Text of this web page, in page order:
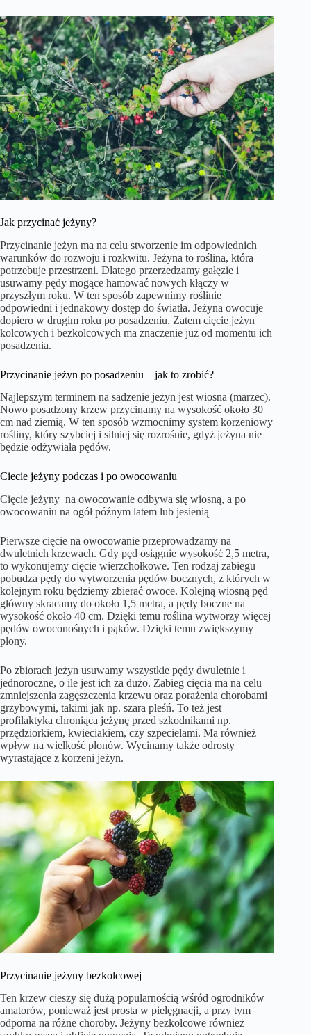
Jak przycinać jeżyny?
Przycinanie jeżyn ma na celu stworzenie im odpowiednich
warunków do rozwoju i rozkwitu. Jeżyna to roślina, która
potrzebuje przestrzeni. Dlatego przerzedzamy gałęzie i
usuwamy pędy mogące hamować nowych kłączy w
przyszłym roku. W ten sposób zapewnimy roślinie
odpowiedni i jednakowy dostęp do światła. Jeżyna owocuje
dopiero w drugim roku po posadzeniu. Zatem cięcie jeżyn
kolcowych i bezkolcowych ma znaczenie już od momentu ich
posadzenia.
Przycinanie jeżyn po posadzeniu – jak to zrobić?
Najlepszym terminem na sadzenie jeżyn jest wiosna (marzec).
Nowo posadzony krzew przycinamy na wysokość około 30
cm nad ziemią. W ten sposób wzmocnimy system korzeniowy
rośliny, który szybciej i silniej się rozrośnie, gdyż jeżyna nie
będzie odżywiała pędów.
Ciecie jeżyny podczas i po owocowaniu
Cięcie jeżyny na owocowanie odbywa się wiosną, a po
owocowaniu na ogół późnym latem lub jesienią
Pierwsze cięcie na owocowanie przeprowadzamy na
dwuletnich krzewach. Gdy pęd osiągnie wysokość 2,5 metra,
to wykonujemy cięcie wierzchołkowe. Ten rodzaj zabiegu
pobudza pędy do wytworzenia pędów bocznych, z których w
kolejnym roku będziemy zbierać owoce. Kolejną wiosną pęd
główny skracamy do około 1,5 metra, a pędy boczne na
wysokość około 40 cm. Dzięki temu roślina wytworzy więcej
pędów owoconośnych i pąków. Dzięki temu zwiększymy
plony.
Po zbiorach jeżyn usuwamy wszystkie pędy dwuletnie i
jednoroczne, o ile jest ich za dużo. Zabieg cięcia ma na celu
zmniejszenia zagęszczenia krzewu oraz porażenia chorobami
grzybowymi, takimi jak np. szara pleśń. To też jest
profilaktyka chroniąca jeżynę przed szkodnikami np.
przędziorkiem, kwieciakiem, czy szpecielami. Ma również
wpływ na wielkość plonów. Wycinamy także odrosty
wyrastające z korzeni jeżyn.
Przycinanie jeżyny bezkolcowej
Ten krzew cieszy się dużą popularnością wśród ogrodników
amatorów, ponieważ jest prosta w pielęgnacji, a przy tym
odporna na różne choroby. Jeżyny bezkolcowe również